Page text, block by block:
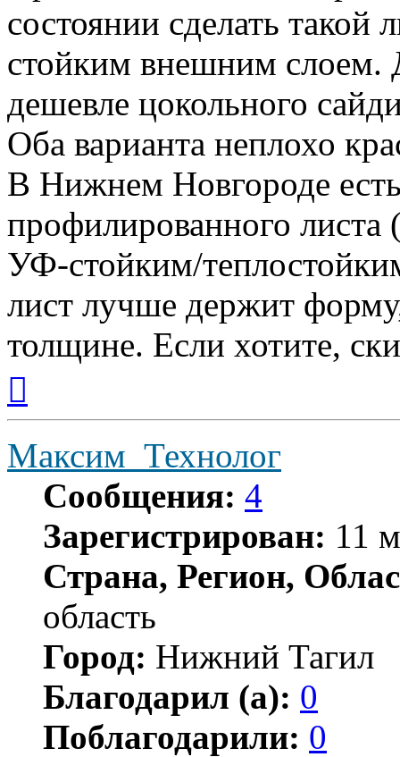
состоянии сделать
стойким внешним слоем.
дешевле цокольного
Оба варианта неплохо
В Нижнем Новгороде
профилированного
УФ-стойким/
лист лучше держит
толщине. Если хотите,
началу
Максим_Технолог
Сообщения: 4
Зарегистрирован: 11
Страна, Регион,
область
Город: Нижний Тагил
Благодарил (а): 0
Поблагодарили: 0